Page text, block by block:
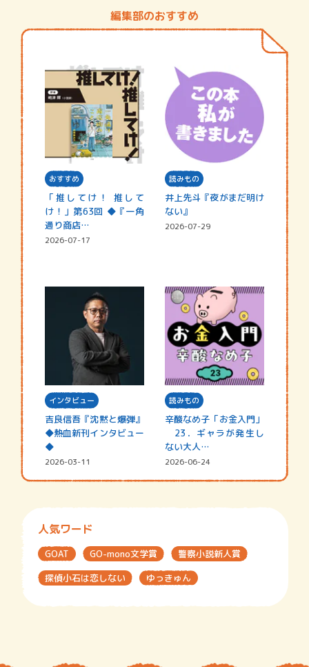
編集部のおすすめ
おすすめ
「推してけ！ 推して
け！」第63回 ◆『一角
通り商店…
2026-07-17
読みもの
井上先斗『夜がまだ明け
ない』
2026-07-29
インタビュー
吉良信吾『沈黙と爆弾』
◆熱血新刊インタビュー
◆
2026-03-11
読みもの
辛酸なめ子「お金入門」
23．ギャラが発生し
ない大人…
2026-06-24
人気ワード
GOAT GO-mono文学賞
警察小説新人賞
探偵小石は恋しない
ゆっきゅん